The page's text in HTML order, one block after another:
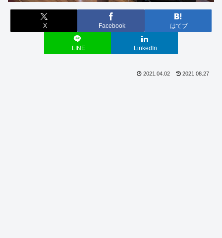
X Facebook はてブ
LINE LinkedIn
2021.04.02 2021.08.27